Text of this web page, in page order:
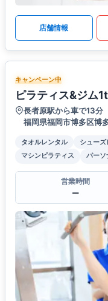
店舗情報
キャンペーン中
ピラティス&ジム
長者原駅から車で13分
福岡県福岡市博多区博
タオルレンタル シュー
マシンピラティス
パーソ
営業時間
ー